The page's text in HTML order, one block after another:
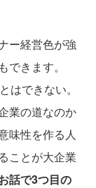
ー経営色が強
きます。
はできない。
業の道なのか
味性を作る人
ことが大企業
話で3つ目の